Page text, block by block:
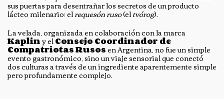
sus puertas para desentrañar los secretos de un producto
lácteo milenario: elrequesón ruso(eltvórog).
La velada, organizada en colaboración con la marca
Kapliny elConsejo Coordinador de
Compatriotas Rusosen Argentina, no fue un simple
evento gastronómico, sino un viaje sensorial que conectó
dos culturas a través de un ingrediente aparentemente simple
pero profundamente complejo.